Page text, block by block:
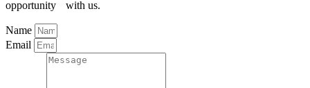
opportunity with us.
Name
Email